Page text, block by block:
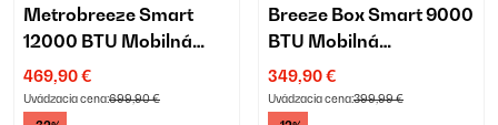
Metrobreeze Smart
12000 BTU Mobilná
Klimatizácia Čierna
469,90 €
Uvádzacia cena:699,90 €
Breeze Box Smart 9000
BTU Mobilná
Klimatizácia Antracit
349,90 €
Uvádzacia cena:399,99 €